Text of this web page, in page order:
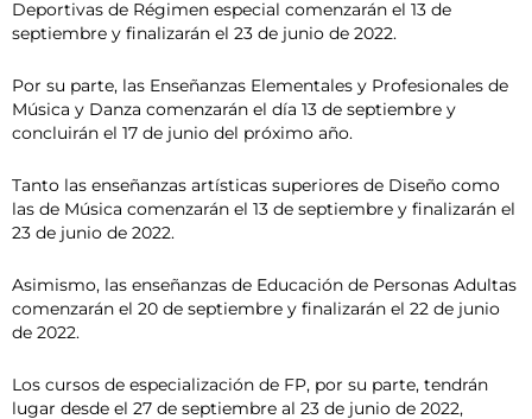
Deportivas de Régimen especial comenzarán el 13 de
septiembre y finalizarán el 23 de junio de 2022.
Por su parte, las Enseñanzas Elementales y Profesionales de
Música y Danza comenzarán el día 13 de septiembre y
concluirán el 17 de junio del próximo año.
Tanto las enseñanzas artísticas superiores de Diseño como
las de Música comenzarán el 13 de septiembre y finalizarán el
23 de junio de 2022.
Asimismo, las enseñanzas de Educación de Personas Adultas
comenzarán el 20 de septiembre y finalizarán el 22 de junio
de 2022.
Los cursos de especialización de FP, por su parte, tendrán
lugar desde el 27 de septiembre al 23 de junio de 2022,